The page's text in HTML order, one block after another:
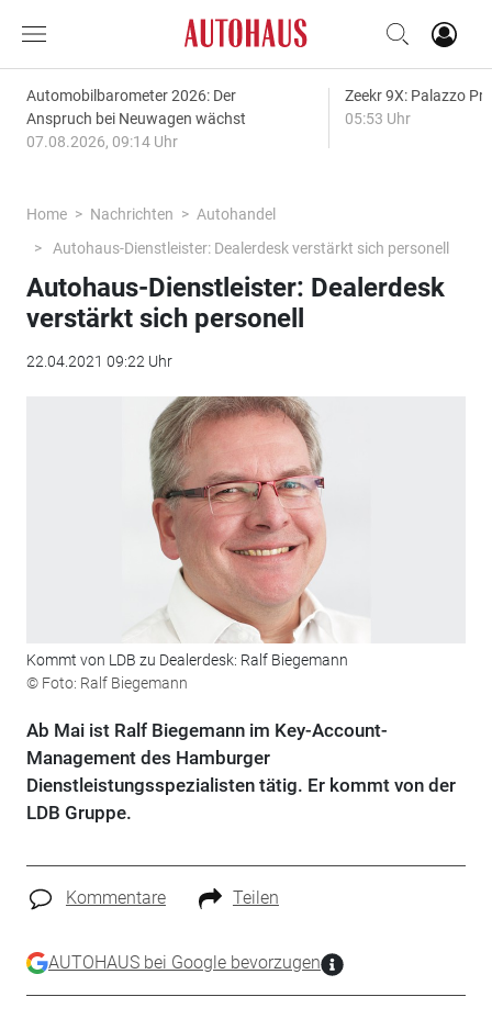
Automobilbarometer 2026: Der
Anspruch bei Neuwagen wächst
07.08.2026, 09:14 Uhr
Zeekr 9X: Palazzo
05:53 Uhr
Home Nachrichten
Autohandel
Autohaus-Dienstleister: Dealerdesk verstärkt sich personell
Autohaus-Dienstleister: Dealerdesk
verstärkt sich personell
22.04.2021 09:22 Uhr
Kommt von LDB zu Dealerdesk: Ralf Biegemann
© Foto: Ralf Biegemann
Ab Mai ist Ralf Biegemann im Key-Account-
Management des Hamburger
Dienstleistungsspezialisten tätig. Er kommt von der
LDB Gruppe.
Kommentare Teilen
AUTOHAUS bei Google bevorzugen